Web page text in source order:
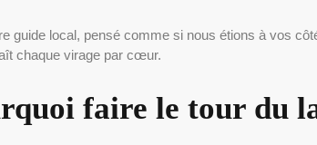
guide local, pensé comme si nous étions à vos
chaque virage par cœur.
faire le tour du